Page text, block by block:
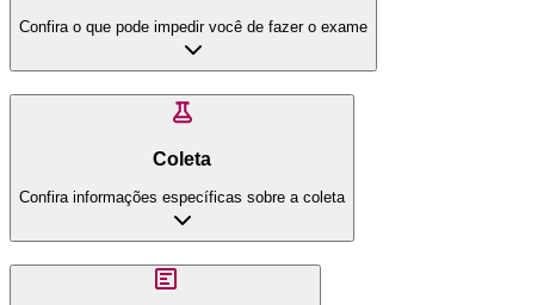
Confira o que pode impedir você de fazer o exame
Coleta
Confira informações específicas sobre a coleta